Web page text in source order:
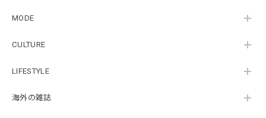
MODE
CULTURE
LIFESTYLE
海外の雑誌